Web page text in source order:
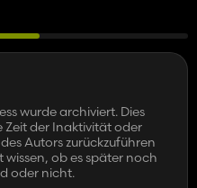
wurde archiviert. Dies
Zeit der Inaktivität oder
Autors zurückzuführen
ob es später noch
oder nicht.